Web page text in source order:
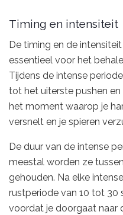
Timing en intensiteit
De timing en de
essentieel voor het
Tijdens de intense
tot het uiterste pushen
het moment waarop je
versnelt en je spieren
De duur van de intense
meestal worden ze
gehouden. Na elke
rustperiode van 10 tot 30
voordat je doorgaat naar